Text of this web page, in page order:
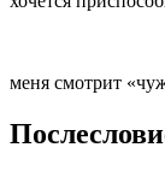
меня смотрит